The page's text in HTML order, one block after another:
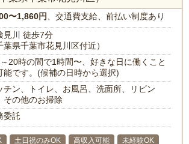
〜1,860円 、交通費支給、前払い制度あり
見川 徒歩7分
葉県千葉市花見川区付近）
20時の間で1時間〜、好きな日に働くこと
能です。(候補の日時から選択)
チン、トイレ、お風呂、洗面所、リビン
その他のお掃除
委託
土日祝のみOK 高収入可能
未経験OK